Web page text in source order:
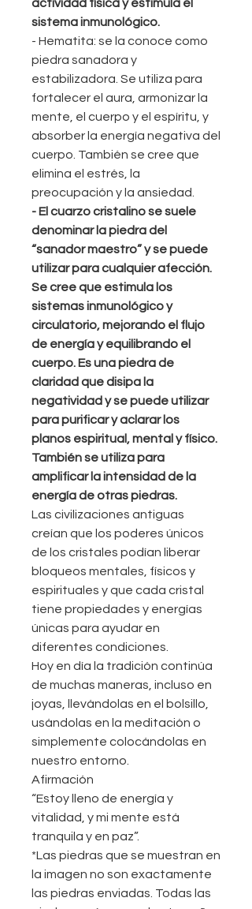
actividad física y estimula el
sistema inmunológico.
- Hematita: se la conoce como
piedra sanadora y
estabilizadora. Se utiliza para
fortalecer el aura, armonizar la
mente, el cuerpo y el espíritu, y
absorber la energía negativa del
cuerpo. También se cree que
elimina el estrés, la
preocupación y la ansiedad.
- El cuarzo cristalino se suele
denominar la piedra del
“sanador maestro” y se puede
utilizar para cualquier afección.
Se cree que estimula los
sistemas inmunológico y
circulatorio, mejorando el flujo
de energía y equilibrando el
cuerpo. Es una piedra de
claridad que disipa la
negatividad y se puede utilizar
para purificar y aclarar los
planos espiritual, mental y físico.
También se utiliza para
amplificar la intensidad de la
energía de otras piedras.
Las civilizaciones antiguas
creían que los poderes únicos
de los cristales podían liberar
bloqueos mentales, físicos y
espirituales y que cada cristal
tiene propiedades y energías
únicas para ayudar en
diferentes condiciones.
Hoy en día la tradición continúa
de muchas maneras, incluso en
joyas, llevándolas en el bolsillo,
usándolas en la meditación o
simplemente colocándolas en
nuestro entorno.
Afirmación
“Estoy lleno de energía y
vitalidad, y mi mente está
tranquila y en paz”.
*Las piedras que se muestran en
la imagen no son exactamente
las piedras enviadas. Todas las